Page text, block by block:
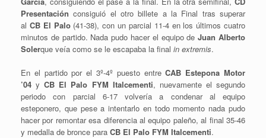
Presentación consiguió el otro billete a la Final tras superar
al CB El Palo(41-38), con un parcial 11-4 en los últimos cuatro
minutos de partido. Nada pudo hacer el equipo deJuan Alberto
Solerque veía como se le escapaba la final in extremis.
En el partido por el 3º-4º puesto entreCAB Estepona Motor
’04 yCB El Palo FYM Italcementi, nuevamente el segundo
periodo con parcial 6-17 volvería a condenar al equipo
esteponero, que pese a intentarlo en todo momento nada pudo
hacer por remontar esa diferencia al equipo paleño, al final 35-46
y medalla de bronce para CB El Palo FYM Italcementi.